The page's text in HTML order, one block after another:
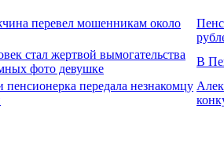
перевел мошенникам около
стал жертвой вымогательства
фото девушке
В
пенсионерка передала незнакомцу